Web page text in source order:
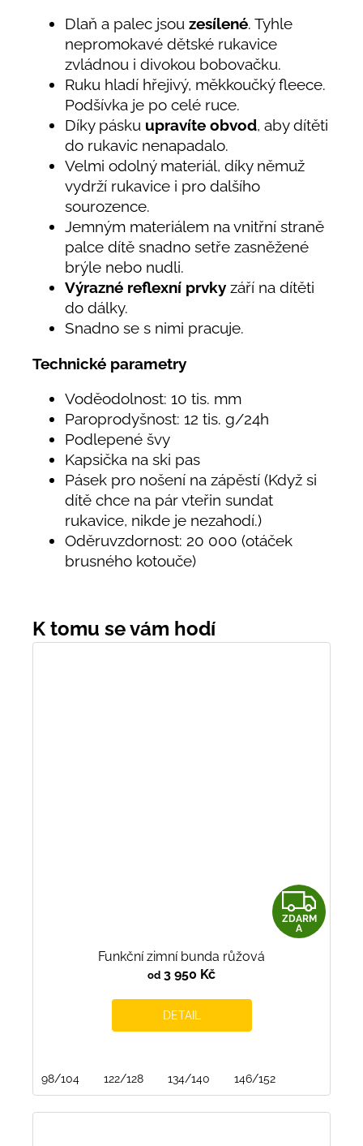
Dlaň a palec jsou zesílené. Tyhle
nepromokavé dětské rukavice
zvládnou i divokou bobovačku.
Ruku hladí hřejivý, měkkoučký fleece.
Podšívka je po celé ruce.
Díky pásku upravíte obvod, aby dítěti
do rukavic nenapadalo.
Velmi odolný materiál, díky němuž
vydrží rukavice i pro dalšího
sourozence.
Jemným materiálem na vnitřní straně
palce dítě snadno setře zasněžené
brýle nebo nudli.
Výrazné reflexní prvky září na dítěti
do dálky.
Snadno se s nimi pracuje.
Technické parametry
Voděodolnost: 10 tis. mm
Paroprodyšnost: 12 tis. g/24h
Podlepené švy
Kapsička na ski pas
Pásek pro nošení na zápěstí (Když si
dítě chce na pár vteřin sundat
rukavice, nikde je nezahodí.)
Oděruvzdornost: 20 000 (otáček
brusného kotouče)
Z
D
ZDARM
A
Funkční zimní bunda růžová
od 3 950 Kč
DETAIL
98/104 122/128 134/140 146/152